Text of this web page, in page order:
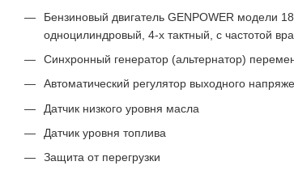
Бензиновый двигатель GENPOWER модели
одноцилиндровый, 4-х тактный, с частотой
Синхронный генератор (альтернатор)
Автоматический регулятор выходного
Датчик низкого уровня масла
Датчик уровня топлива
Защита от перегрузки